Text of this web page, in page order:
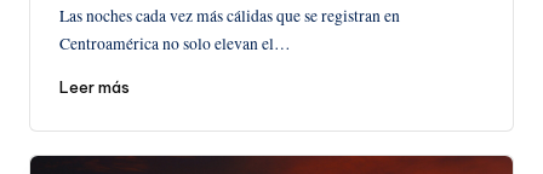
Las noches cada vez más cálidas que se registran en
Centroamérica no solo elevan el…
Leer más